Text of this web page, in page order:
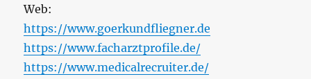
Web:
https://www.goerkundfliegner.de
https://www.facharztprofile.de/
https://www.medicalrecruiter.de/